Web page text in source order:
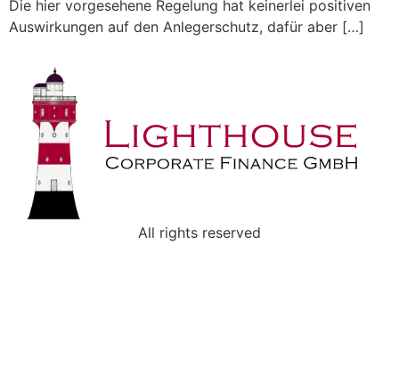
Die hier vorgesehene Regelung hat keinerlei positiven
Auswirkungen auf den Anlegerschutz, dafür aber […]
All rights reserved